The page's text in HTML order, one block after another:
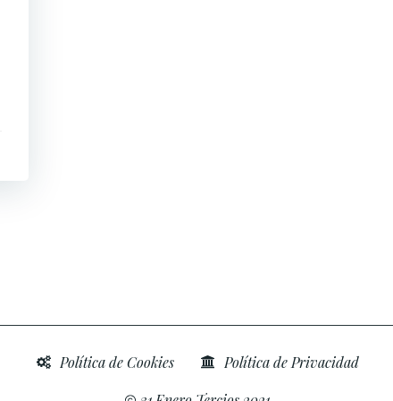
Política de Cookies
Política de Privacidad